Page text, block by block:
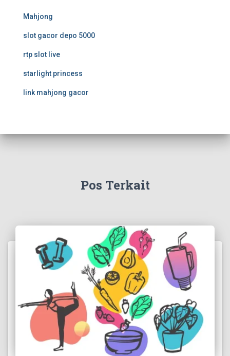
Mahjong
slot gacor depo 5000
rtp slot live
starlight princess
link mahjong gacor
Pos Terkait